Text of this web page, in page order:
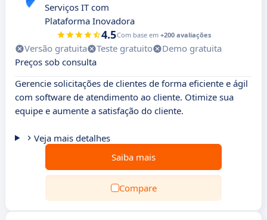
Serviços IT com
Plataforma Inovadora
4.5Com base em +200 avaliações
Versão gratuita Teste gratuito
Demo gratuita
Preços sob consulta
Gerencie solicitações de clientes de forma eficiente e ágil
com software de atendimento ao cliente. Otimize sua
equipe e aumente a satisfação do cliente.
Veja mais detalhes
Saiba mais
Compare